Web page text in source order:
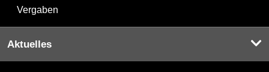
Vergaben
Aktuelles